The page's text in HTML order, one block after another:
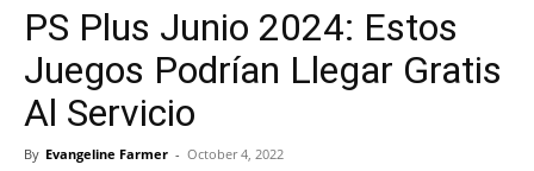
de
PS Plus Junio 2024: Estos
Juegos Podrían Llegar Gratis
Al Servicio
By Evangeline Farmer - October 4, 2022